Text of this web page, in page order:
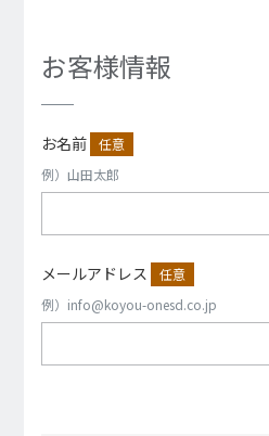
お客様情報
お名前
任意
例）山田太郎
メールアドレス
任意
例）info@koyou-onesd.co.jp